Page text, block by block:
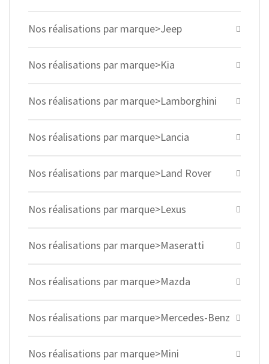
Nos réalisations par marque>Jeep
Nos réalisations par marque>Kia
Nos réalisations par marque>Lamborghini
Nos réalisations par marque>Lancia
Nos réalisations par marque>Land Rover
Nos réalisations par marque>Lexus
Nos réalisations par marque>Maseratti
Nos réalisations par marque>Mazda
Nos réalisations par marque>Mercedes-Benz
Nos réalisations par marque>Mini